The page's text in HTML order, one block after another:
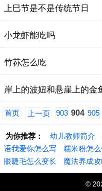
上巳节是不是传统节日
小龙虾能吃吗
竹荪怎么吃
岸上的波妞和悬崖上的金
首页 上一页 903 904 905
为你推荐： 幼儿教师简介
语我爱你怎么写
糯米粉怎
眼睫毛怎么变长
魔法养成
©